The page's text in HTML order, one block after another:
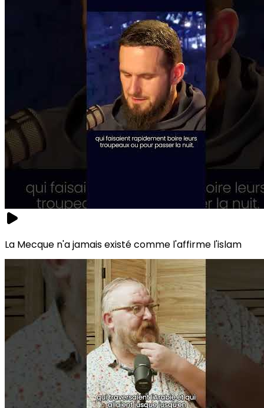
La Mecque n'a jamais existé comme l'affirme l'islam